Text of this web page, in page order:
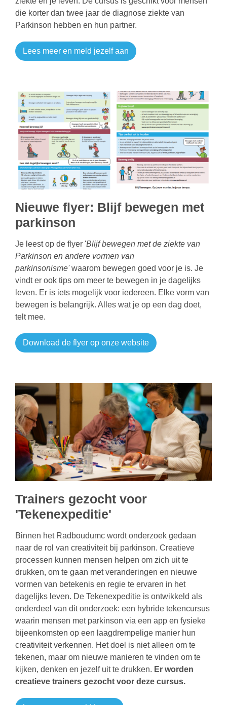
die korter dan twee jaar de diagnose ziekte van
Parkinson hebben en hun partner.
Lees meer en meld jezelf aan
Nieuwe flyer: Blijf bewegen met
parkinson
Je leest op de flyer 'Blijf bewegen met de ziekte van
Parkinson en andere vormen van
parkinsonisme'waarom bewegen goed voor je is. Je
vindt er ook tips om meer te bewegen in je dagelijks
leven. Er is iets mogelijk voor iedereen. Elke vorm van
bewegen is belangrijk. Alles wat je op een dag doet,
telt mee.
Download de flyer op onze website
Trainers gezocht voor
'Tekenexpeditie'
Binnen het Radboudumc wordt onderzoek gedaan
naar de rol van creativiteit bij parkinson. Creatieve
processen kunnen mensen helpen om zich uit te
drukken, om te gaan met veranderingen en nieuwe
vormen van betekenis en regie te ervaren in het
dagelijks leven. De Tekenexpeditie is ontwikkeld als
onderdeel van dit onderzoek: een hybride tekencursus
waarin mensen met parkinson via een app en fysieke
bijeenkomsten op een laagdrempelige manier hun
creativiteit verkennen. Het doel is niet alleen om te
tekenen, maar om nieuwe manieren te vinden om te
kijken, denken en jezelf uit te drukken. Er worden
creatieve trainers gezocht voor deze cursus.